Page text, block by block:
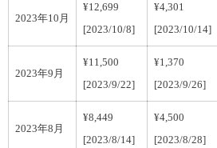
2023年10月
¥12,699
[2023/10/8]
¥4,301
[2023/10/14]
2023年9月
¥11,500
[2023/9/22]
¥1,370
[2023/9/26]
2023年8月
¥8,449
[2023/8/14]
¥4,500
[2023/8/28]